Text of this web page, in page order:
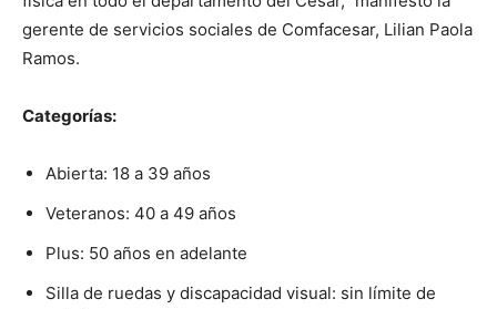
gerente de servicios sociales de Comfacesar, Lilian Paola
Ramos.
Categorías:
Abierta: 18 a 39 años
Veteranos: 40 a 49 años
Plus: 50 años en adelante
Silla de ruedas y discapacidad visual: sin límite de